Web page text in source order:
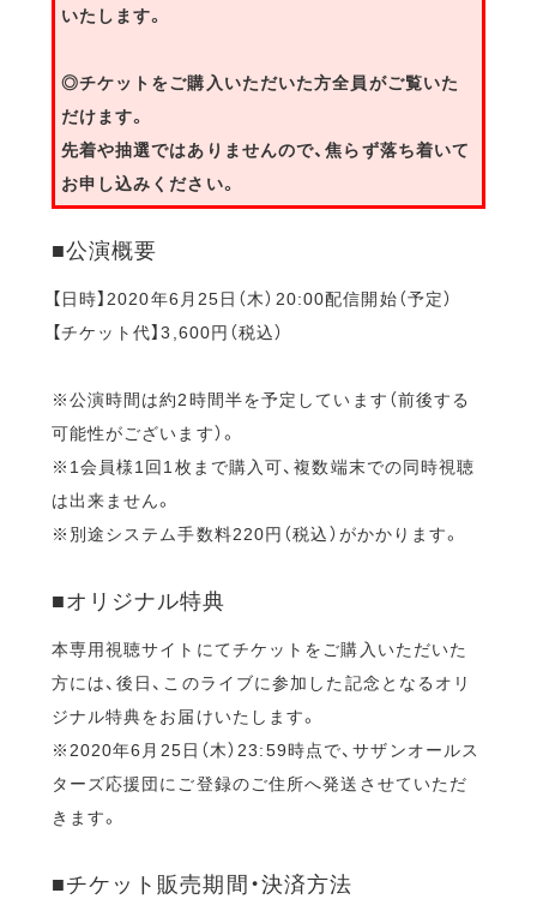
いたします。
◎チケットをご購入いただいた方全員がご覧いた
だけます。
先着や抽選ではありませんので、焦らず落ち着いて
お申し込みください。
■公演概要
【日時】2020年6月25日（木）20:00配信開始（予定）
【チケット代】3,600円（税込）
※公演時間は約2時間半を予定しています（前後する
可能性がございます）。
※1会員様1回1枚まで購入可、複数端末での同時視聴
は出来ません。
※別途システム手数料220円（税込）がかかります。
■オリジナル特典
本専用視聴サイトにてチケットをご購入いただいた
方には、後日、このライブに参加した記念となるオリ
ジナル特典をお届けいたします。
※2020年6月25日（木）23:59時点で、サザンオールス
ターズ応援団にご登録のご住所へ発送させていただ
きます。
■チケット販売期間・決済方法